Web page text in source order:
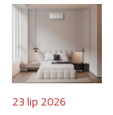
23 lip 2026